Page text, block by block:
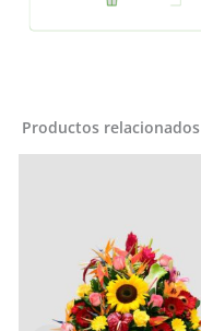
Productos relacionados